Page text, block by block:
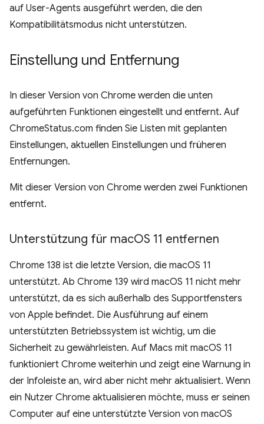
auf User-Agents ausgeführt werden, die den
Kompatibilitätsmodus nicht unterstützen.
Einstellung und Entfernung
In dieser Version von Chrome werden die unten
aufgeführten Funktionen eingestellt und entfernt. Auf
ChromeStatus.com finden Sie Listen mit geplanten
Einstellungen, aktuellen Einstellungen und früheren
Entfernungen.
Mit dieser Version von Chrome werden zwei Funktionen
entfernt.
Unterstützung für macOS 11 entfernen
Chrome 138 ist die letzte Version, die macOS 11
unterstützt. Ab Chrome 139 wird macOS 11 nicht mehr
unterstützt, da es sich außerhalb des Supportfensters
von Apple befindet. Die Ausführung auf einem
unterstützten Betriebssystem ist wichtig, um die
Sicherheit zu gewährleisten. Auf Macs mit macOS 11
funktioniert Chrome weiterhin und zeigt eine Warnung in
der Infoleiste an, wird aber nicht mehr aktualisiert. Wenn
ein Nutzer Chrome aktualisieren möchte, muss er seinen
Computer auf eine unterstützte Version von macOS